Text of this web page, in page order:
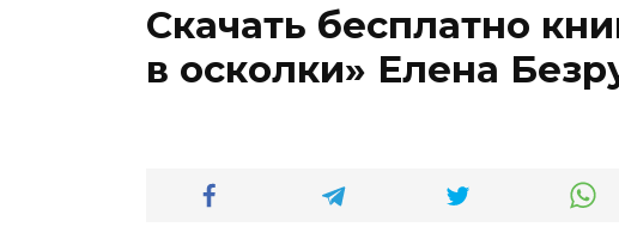
Скачать бесплатно
в осколки» Елена